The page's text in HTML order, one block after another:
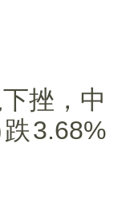
挫，中
3.68%